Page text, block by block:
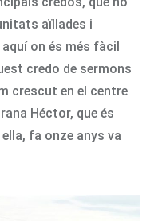
aïllades i
aquí on és més fàcil
credo de sermons
crescut en el centre
Héctor, que és
fa onze anys va